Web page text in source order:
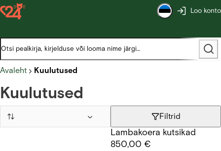
Loo konto
Avaleht Kuulutused
Kuulutused
Filtrid
Lambakoera kutsikad
850,00 €